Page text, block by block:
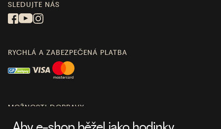
SLEDUJTE NÁS
RYCHLÁ A ZABEZPEČENÁ PLATBA
MOŽNOSTI DOPRAVY